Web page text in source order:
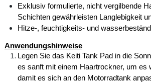
Exklusiv formulierte, nicht vergilbende
Schichten gewährleisten Langlebigkeit
Hitze-, feuchtigkeits- und
Anwendungshinweise
Legen Sie das Keiti Tank Pad in die
es sanft mit einem Haartrockner, um es
damit es sich an den Motorradtank